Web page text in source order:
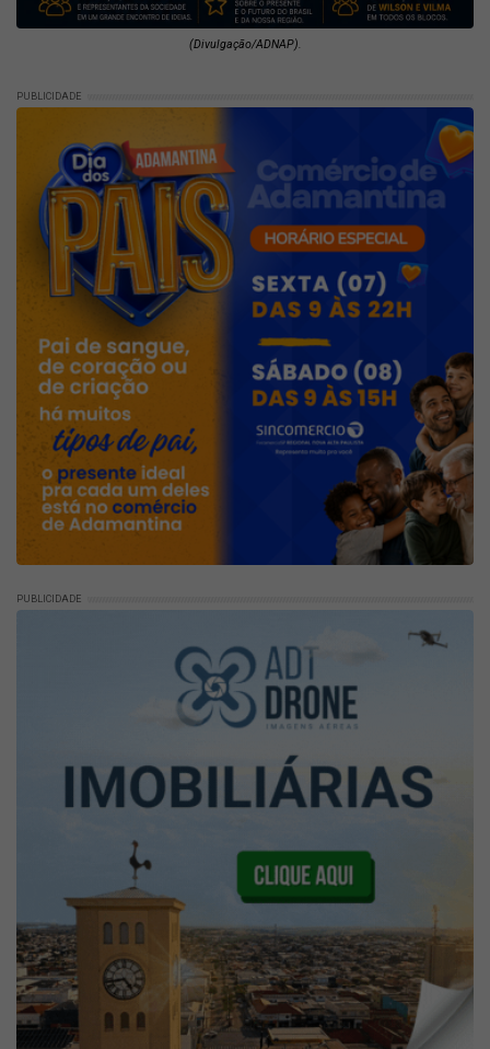
(Divulgação/ADNAP).
PUBLICIDADE
PUBLICIDADE